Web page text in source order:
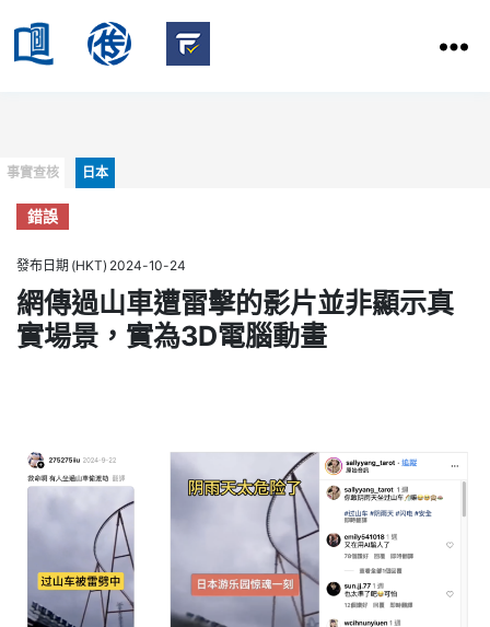
HKBU
of
Communication
Categories
事實查核 日本
錯誤
發布日期 (HKT) 2024-10-24
網傳過山車遭雷擊的影片並非顯示真
實場景，實為3D電腦動畫